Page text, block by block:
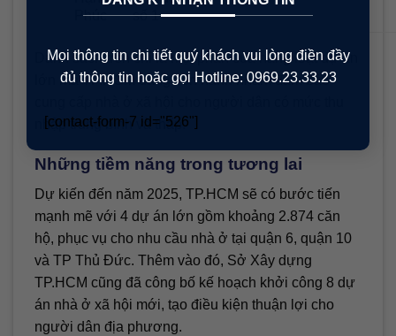
Mọi thông tin chi tiết quý khách vui lòng điền đầy
đủ thông tin hoặc gọi Hotline: 0969.23.33.23
[contact-form-7 id="526"]
Phúc
số 1
Danh sách trên chỉ là một phần của hàng loạt dự án
lớn mà TP.HCM đang tiến hành nhằm đảm bảo
nhập trung bình và thấp.
Những tiềm năng trong tương lai
Dự kiến đến năm 2025, TP.HCM sẽ có bước tiến
mạnh mẽ với 4 dự án lớn gồm khoảng 2.874 căn
hộ, phục vụ cho nhu cầu nhà ở tại quận 6, quận 10
và TP Thủ Đức. Thêm vào đó, Sở Xây dựng
TP.HCM cũng đã công bố kế hoạch khởi công 8 dự
án nhà ở xã hội mới, tạo điều kiện thuận lợi cho
người dân địa phương.